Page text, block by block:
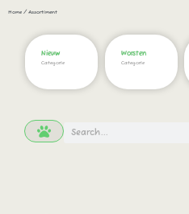
Home / Assortiment
Nieuw
Categorie
Worsten
Categorie